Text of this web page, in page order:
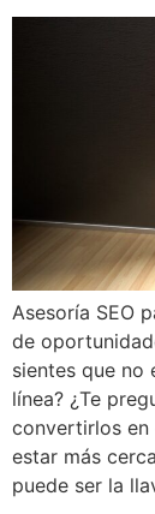
Asesoría SEO
de
sientes que no
línea? ¿Te
convertirlos en
estar más
puede ser la